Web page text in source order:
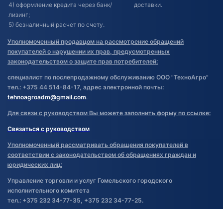
4) оформление кредита через банк/
лизинг;
5) безналичный расчет по счету.
доставки.
Уполномоченный продавцом на рассмотрение обращений
покупателей о нарушении их прав, предусмотренных
законодательством о защите прав потребителей:
специалист по послепродажному обслуживанию ООО "ТехноАгро"
тел.: +375 44 514-84-17, адрес электронной почты:
tehnoagroadm@gmail.com.
Для связи с руководством Вы можете заполнить форму по ссылке:
Связаться с руководством
Уполномоченный рассматривать обращения покупателей в
соответствии с законодательством об обращениях граждан и
юридических лиц:
Управление торговли и услуг Гомельского городского
исполнительного комитета
тел.: +375 232 34-77-35, +375 232 34-77-25.